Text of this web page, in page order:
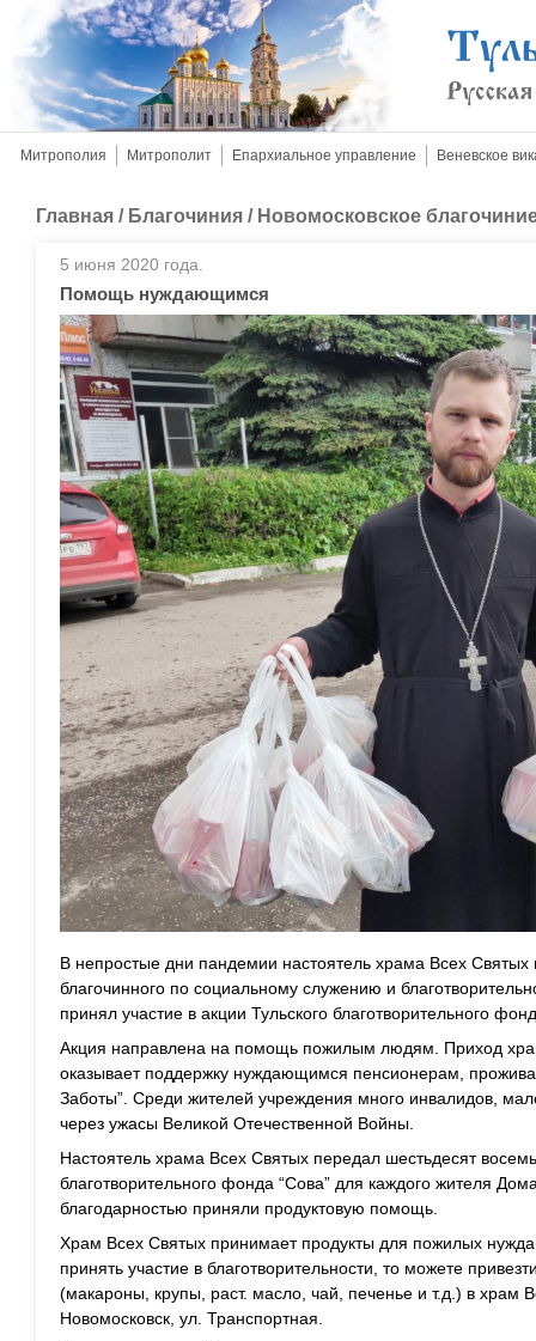
Митрополия Митрополит Епархиальное управление Веневское
Главная / Благочиния / Новомосковское
5 июня 2020 года.
Помощь нуждающимся
В непростые дни пандемии настоятель храма Всех
благочинного по социальному служению и
принял участие в акции Тульского благотворительного
Акция направлена на помощь пожилым людям. Приход
оказывает поддержку нуждающимся пенсионерам,
Заботы”. Среди жителей учреждения много инвалидов,
через ужасы Великой Отечественной Войны.
Настоятель храма Всех Святых передал шестьдесят
благотворительного фонда “Сова” для каждого жителя
благодарностью приняли продуктовую помощь.
Храм Всех Святых принимает продукты для пожилых
принять участие в благотворительности, то можете
(макароны, крупы, раст. масло, чай, печенье и т.д.) в храм
Новомосковск, ул. Транспортная.